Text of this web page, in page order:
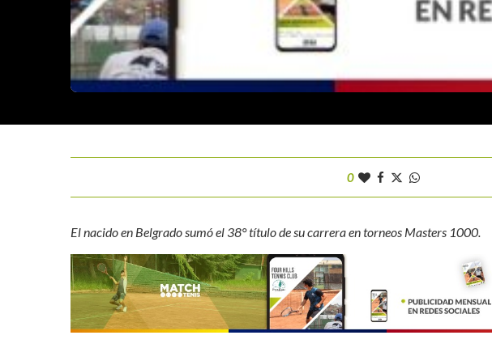
0
El nacido en Belgrado sumó el 38° título de su carrera en torneos Masters 1000.